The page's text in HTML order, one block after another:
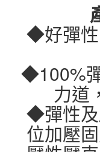
◆好彈性
◆100%
力道
◆彈性及
位加壓